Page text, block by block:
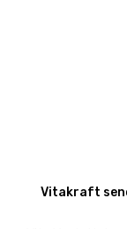
Vitakraft